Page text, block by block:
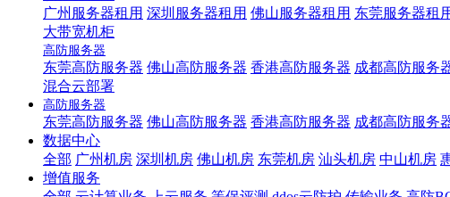
广州服务器租用 深圳服务器租用 佛山服务器租用 东莞服务器租
大带宽机柜
高防服务器
东莞高防服务器 佛山高防服务器 香港高防服务器 成都高防服务
混合云部署
高防服务器
东莞高防服务器 佛山高防服务器 香港高防服务器 成都高防服务
数据中心
全部 广州机房 深圳机房 佛山机房 东莞机房 汕头机房 中山机房
增值服务